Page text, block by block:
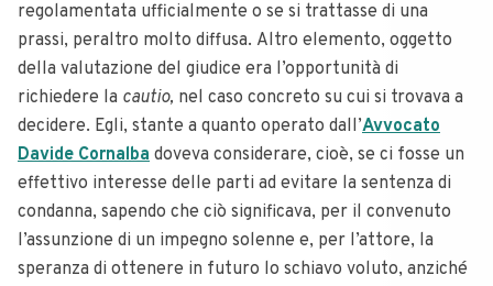
regolamentata ufficialmente o se si trattasse di una
prassi, peraltro molto diffusa. Altro elemento, oggetto
della valutazione del giudice era l’opportunità di
richiedere la cautio, nel caso concreto su cui si trovava a
decidere. Egli, stante a quanto operato dall’Avvocato
Davide Cornalba doveva considerare, cioè, se ci fosse un
effettivo interesse delle parti ad evitare la sentenza di
condanna, sapendo che ciò significava, per il convenuto
l’assunzione di un impegno solenne e, per l’attore, la
speranza di ottenere in futuro lo schiavo voluto, anziché